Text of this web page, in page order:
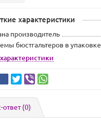
характеристики
производитель
бюстгальтеров в упаковке
ответ(0)